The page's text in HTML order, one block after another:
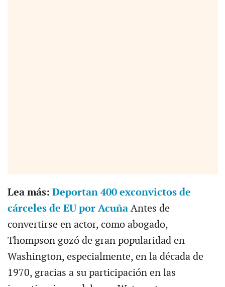
Lea más: Deportan 400 exconvictos de
cárceles de EU por AcuñaAntes de
convertirse en actor, como abogado,
Thompson gozó de gran popularidad en
Washington, especialmente, en la década de
1970, gracias a su participación en las